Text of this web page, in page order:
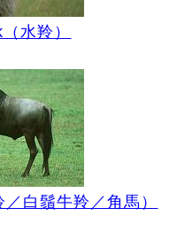
水羚）
白鬚牛羚／角馬）